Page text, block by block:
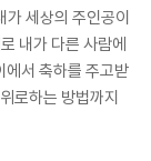
세상의 주인공이
내가 다른 사람에
에서 축하를 주고받
로하는 방법까지